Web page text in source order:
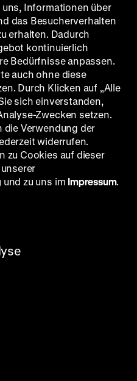
neu gegründeten
Berlin (DFFB)
Leiser den
die Aufgabe, einen
März 1967
Abgeordnetenhaus zu
nur Thomas Hartwigs
und
eines
ein Film von Harun
Irena Vrkljan wiederum
zeithistorische
und seine spezifischen
kaputten Straßen und
minder interessant sind
Weddinger
für sein
Informationen über
das Besucherverhalten
erhalten. Dadurch
kontinuierlich
Bedürfnisse anpassen.
auch ohne diese
Durch Klicken auf „Alle
sich einverstanden,
Zwecken setzen.
die Verwendung der
widerrufen.
zu Cookies auf dieser
und zu uns im Impressum.